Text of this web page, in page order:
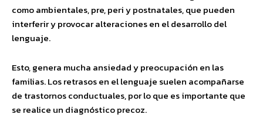
como ambientales, pre, peri y postnatales, que pueden
interferir y provocar alteraciones en el desarrollo del
lenguaje.
Esto, genera mucha ansiedad y preocupación en las
familias. Los retrasos en el lenguaje suelen acompañarse
de trastornos conductuales, por lo que es importante que
se realice un diagnóstico precoz.